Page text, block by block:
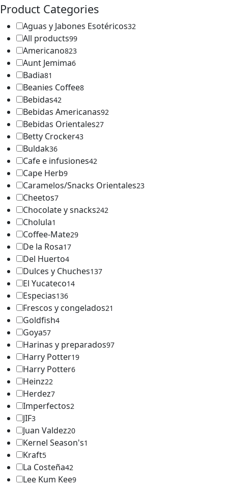
Product Categories
Aguas y Jabones Esotéricos32
All products99
Americano823
Aunt Jemima6
Badia81
Beanies Coffee8
Bebidas42
Bebidas Americanas92
Bebidas Orientales27
Betty Crocker43
Buldak36
Cafe e infusiones42
Cape Herb9
Caramelos/Snacks Orientales23
Cheetos7
Chocolate y snacks242
Cholula1
Coffee-Mate29
De la Rosa17
Del Huerto4
Dulces y Chuches137
El Yucateco14
Especias136
Frescos y congelados21
Goldfish4
Goya57
Harinas y preparados97
Harry Potter19
Harry Potter6
Heinz22
Herdez7
Imperfectos2
JIF3
Juan Valdez20
Kernel Season's1
Kraft5
La Costeña42
Lee Kum Kee9